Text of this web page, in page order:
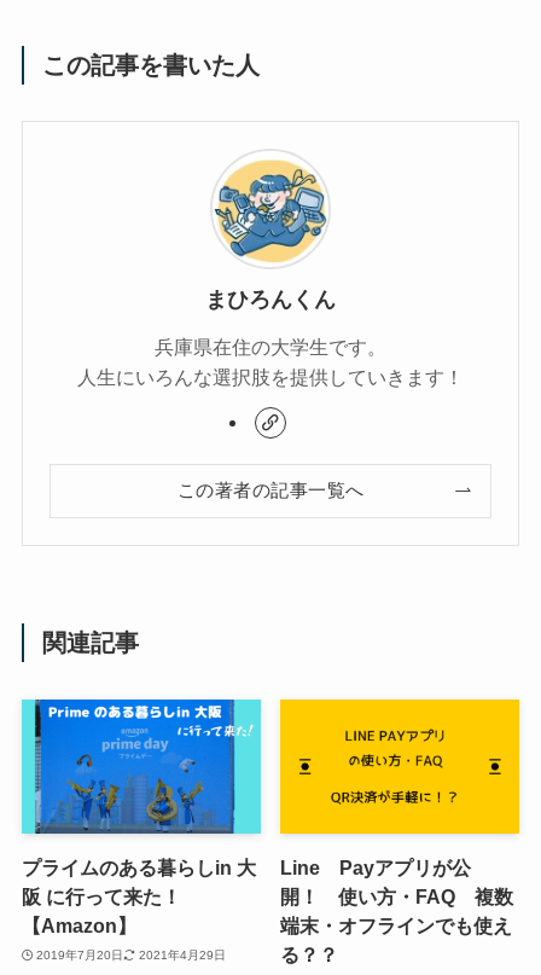
この記事を書いた人
まひろんくん
兵庫県在住の大学生です。
人生にいろんな選択肢を提供していきます！
この著者の記事一覧へ
関連記事
プライムのある暮らしin 大
阪 に行って来た！
【Amazon】
2019年7月20日 2021年4月29日
Line Payアプリが公
開！ 使い方・FAQ 複数
端末・オフラインでも使え
る？？